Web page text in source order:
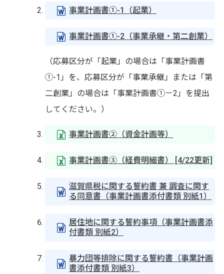
事業計画書①-1（起業）
事業計画書①-2（事業承継・第二創業）
（応募区分が「起業」の場合は「事業計画書
①-1」を、応募区分が「事業承継」または「第
二創業」の場合は「事業計画書①－2」を提出
してください。）
事業計画書②（資金計画等）
事業計画書③（経費明細書） [4/22更新]
滋賀県税に関する誓約書 兼 調査に関す
る同意書（事業計画書添付書類 別紙1）
居住地に関する誓約事項（事業計画書添
付書類 別紙2）
暴力団等排除に関する誓約書（事業計画
書添付書類 別紙3）